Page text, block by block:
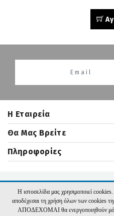
H Εταιρεία
Θα Μας Βρείτε
Πληροφορίες
Η ιστοσελίδα μας χρησιμοποιεί
αποδέχεσαι τη χρήση όλων των cookies
ΑΠΟΔΕΧΟΜΑΙ θα ενεργοποιηθούν